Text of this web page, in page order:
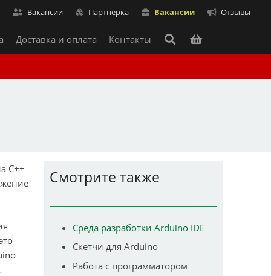
Вакансии Партнерка Вакансии Отзывы
Доставка и оплата Контакты
C++
Смотрите также
Среда разработки Arduino IDE
Скетчи для Arduino
Работа с программатором